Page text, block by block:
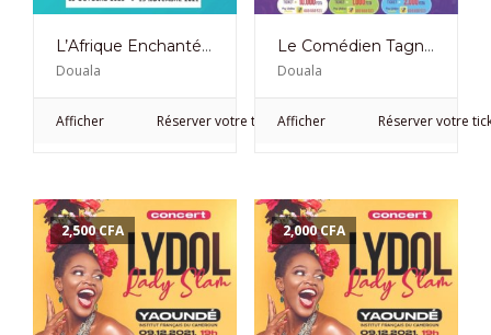
L’Afrique Enchantée en Chantier, Appel à Candidature
Douala
Afficher Réserver votre ticket
Le Comédien Tagne Kondom Célèbre 25 ans de Scène au Cinéma Eden le 12 Novembre 2021
Douala
Afficher Réserver votre
2,500CFA 2,000CFA